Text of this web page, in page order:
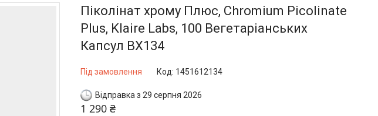
Піколінат хрому Плюс, Chromium Picolinate
Plus, Klaire Labs, 100 Вегетаріанських
Капсул BX134
Під замовлення Код: 1451612134
Відправка з 29 серпня 2026
1 290 ₴